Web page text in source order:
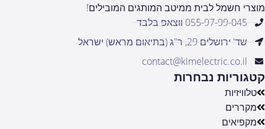
מוצרי חשמל לבית ממיטב המותגים המובילים!
055-97-99-045 ווצאפ בלבד
שד' ירושלים 29, ר"ג (בתיאום מראש) ישראל
contact@kimelectric.co.il
קטגוריות נבחרות
טלוויזיות
מקררים
מקפיאים